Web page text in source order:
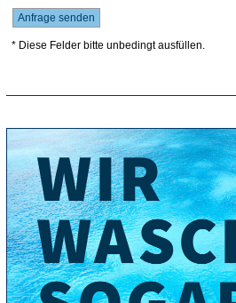
* Diese Felder bitte unbedingt ausfüllen.